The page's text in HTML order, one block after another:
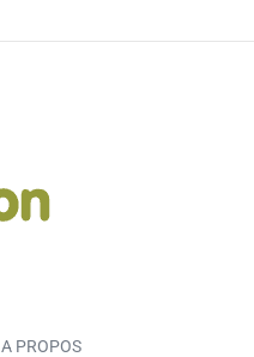
A PROPOS